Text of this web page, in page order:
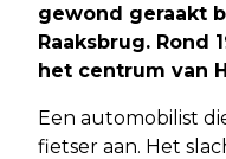
gewond geraakt
Raaksbrug. Rond
het centrum van
Een automobilist
fietser aan. Het